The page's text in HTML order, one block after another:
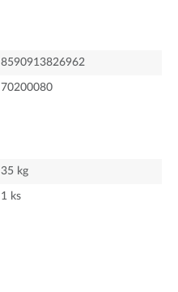
8590913826962
70200080
35 kg
1 ks